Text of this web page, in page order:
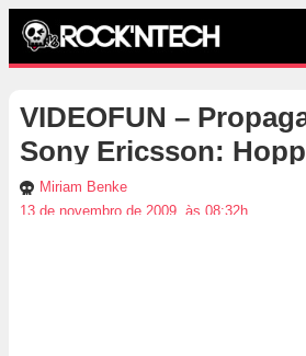
VIDEOFUN –
Sony Ericsson:
Miriam Benke
13 de novembro de 2009, às 08:32h